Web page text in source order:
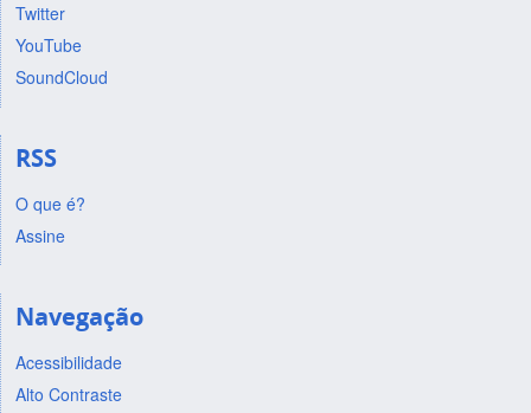
Twitter
YouTube
SoundCloud
RSS
O que é?
Assine
Navegação
Acessibilidade
Alto Contraste